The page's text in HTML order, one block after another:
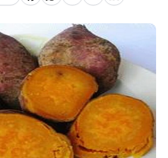
c
e
b
o
o
k
a
t
s
A
p
p
e
g
r
a
m
k
e
d
In